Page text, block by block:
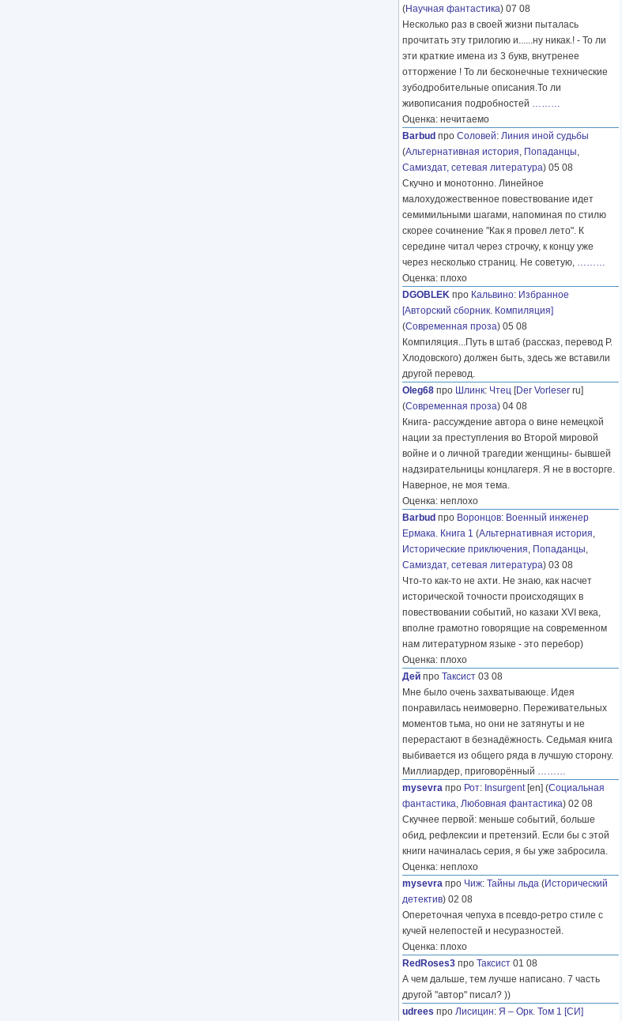
(Научная фантастика) 07 08
Несколько раз в своей жизни пыталась
прочитать эту трилогию и......ну никак.! - То ли
эти краткие имена из 3 букв, внутренее
отторжение ! То ли бесконечные технические
зубодробительные описания.То ли
живописания подробностей ………
Оценка: нечитаемо
Barbud про Соловей: Линия иной судьбы
(Альтернативная история, Попаданцы,
Самиздат, сетевая литература) 05 08
Скучно и монотонно. Линейное
малохудожественное повествование идет
семимильными шагами, напоминая по стилю
скорее сочинение "Как я провел лето". К
середине читал через строчку, к концу уже
через несколько страниц. Не советую, ………
Оценка: плохо
DGOBLEK про Кальвино: Избранное
[Авторский сборник. Компиляция]
(Современная проза) 05 08
Компиляция...Путь в штаб (рассказ, перевод Р.
Хлодовского) должен быть, здесь же вставили
другой перевод.
Oleg68 про Шлинк: Чтец [Der Vorleser ru]
(Современная проза) 04 08
Книга- рассуждение автора о вине немецкой
нации за преступления во Второй мировой
войне и о личной трагедии женщины- бывшей
надзирательницы концлагеря. Я не в восторге.
Наверное, не моя тема.
Оценка: неплохо
Barbud про Воронцов: Военный инженер
Ермака. Книга 1 (Альтернативная история,
Исторические приключения, Попаданцы,
Самиздат, сетевая литература) 03 08
Что-то как-то не ахти. Не знаю, как насчет
исторической точности происходящих в
повествовании событий, но казаки XVI века,
вполне грамотно говорящие на современном
нам литературном языке - это перебор)
Оценка: плохо
Дей про Таксист 03 08
Мне было очень захватывающе. Идея
понравилась неимоверно. Переживательных
моментов тьма, но они не затянуты и не
перерастают в безнадёжность. Седьмая книга
выбивается из общего ряда в лучшую сторону.
Миллиардер, приговорённый ………
mysevra про Рот: Insurgent[en] (Социальная
фантастика, Любовная фантастика) 02 08
Скучнее первой: меньше событий, больше
обид, рефлексии и претензий. Если бы с этой
книги начиналась серия, я бы уже забросила.
Оценка: неплохо
mysevra про Чиж: Тайны льда (Исторический
детектив) 02 08
Опереточная чепуха в псевдо-ретро стиле с
кучей нелепостей и несуразностей.
Оценка: плохо
RedRoses3 про Таксист 01 08
А чем дальше, тем лучше написано. 7 часть
другой "автор" писал? ))
udrees про Лисицин: Я – Орк. Том 1 [СИ]